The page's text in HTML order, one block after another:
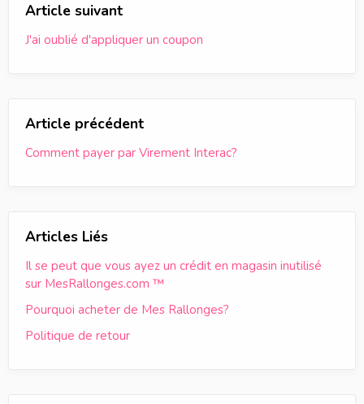
Article suivant
J'ai oublié d'appliquer un coupon
Article précédent
Comment payer par Virement Interac?
Articles Liés
Il se peut que vous ayez un crédit en magasin inutilisé
sur MesRallonges.com ™
Pourquoi acheter de Mes Rallonges?
Politique de retour